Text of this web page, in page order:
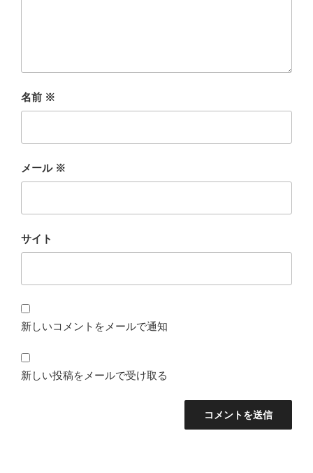
名前 ※
メール ※
サイト
新しいコメントをメールで通知
新しい投稿をメールで受け取る